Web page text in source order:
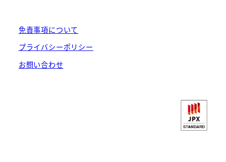
免責事項について
プライバシーポリシー
お問い合わせ